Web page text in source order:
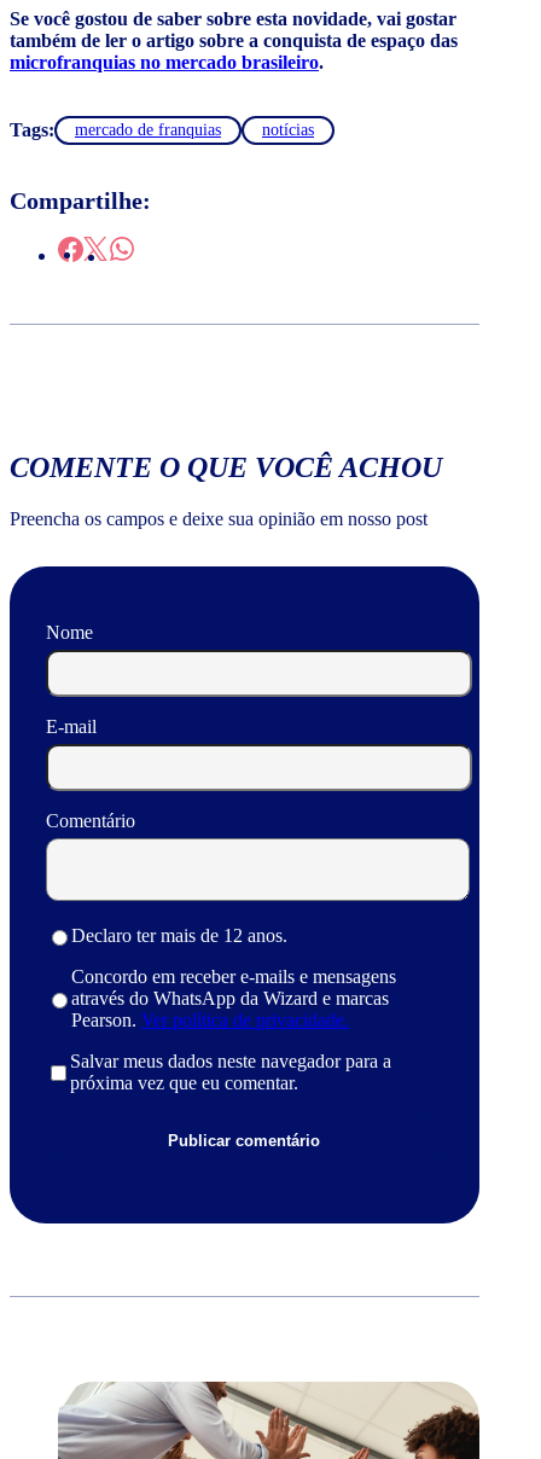
Se você gostou de saber sobre esta novidade, vai gostar
também de ler o artigo sobre a conquista de espaço das
microfranquias no mercado brasileiro.
Tags: mercado de franquias notícias
Compartilhe:
COMENTE O QUE VOCÊ ACHOU
Preencha os campos e deixe sua opinião em nosso post
Nome
E-mail
Comentário
Declaro ter mais de 12 anos.
Concordo em receber e-mails e mensagens
através do WhatsApp da Wizard e marcas
Pearson. Ver política de privacidade.
Salvar meus dados neste navegador para a
próxima vez que eu comentar.